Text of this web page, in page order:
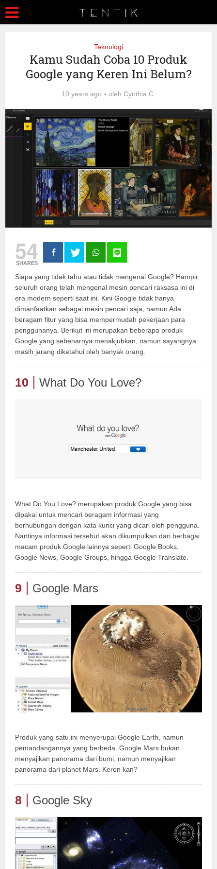
Teknologi
Kamu Sudah Coba 10 Produk
Google yang Keren Ini Belum?
10 years ago oleh Cynthia C.
54
SHARES
Siapa yang tidak tahu atau tidak mengenal Google? Hampir
seluruh orang telah mengenal mesin pencari raksasa ini di
era modern seperti saat ini. Kini Google tidak hanya
dimanfaatkan sebagai mesin pencari saja, namun Ada
beragam fitur yang bisa mempermudah pekerjaan para
penggunanya. Berikut ini merupakan beberapa produk
Google yang sebenarnya menakjubkan, namun sayangnya
masih jarang diketahui oleh banyak orang.
10 What Do You Love?
What Do You Love? merupakan produk Google yang bisa
dipakai untuk mencari beragam informasi yang
berhubungan dengan kata kunci yang dicari oleh pengguna.
Nantinya informasi tersebut akan dikumpulkan dari berbagai
macam produk Google lainnya seperti Google Books,
Google News, Google Groups, hingga Google Translate.
9 Google Mars
Produk yang satu ini menyerupai Google Earth, namun
pemandangannya yang berbeda. Google Mars bukan
menyajikan panorama dari bumi, namun menyajikan
panorama dari planet Mars. Keren kan?
8 Google Sky